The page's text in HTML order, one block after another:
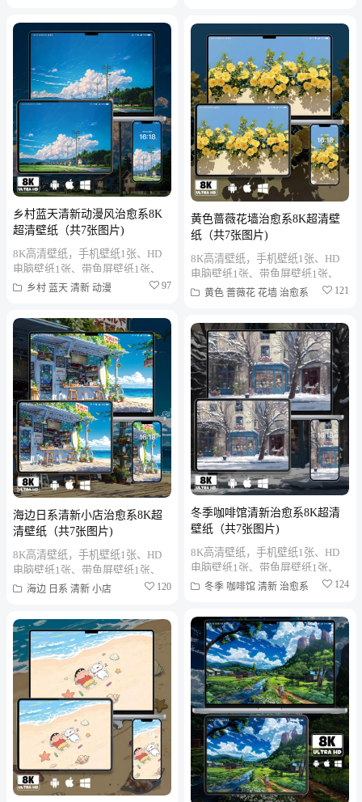
乡村蓝天清新动漫风治愈系8K
超清壁纸（共7张图片)
8K高清壁纸，手机壁纸1张、HD
电脑壁纸1张、带鱼屏壁纸1张、
折叠屏壁纸1张、MAC笔记本壁纸
乡村 蓝天 清新 动漫 97
黄色蔷薇花墙治愈系8K超清壁
纸（共7张图片)
8K高清壁纸，手机壁纸1张、HD
电脑壁纸1张、带鱼屏壁纸1张、
折叠屏壁纸1张、MAC笔记本壁纸
黄色 蔷薇花 花墙 治愈系 121
海边日系清新小店治愈系8K超
清壁纸（共7张图片)
8K高清壁纸，手机壁纸1张、HD
电脑壁纸1张、带鱼屏壁纸1张、
折叠屏壁纸1张、MAC笔记本壁纸
海边 日系 清新 小店 120
冬季咖啡馆清新治愈系8K超清
壁纸（共7张图片)
8K高清壁纸，手机壁纸1张、HD
电脑壁纸1张、带鱼屏壁纸1张、
折叠屏壁纸1张、MAC笔记本壁纸
冬季 咖啡馆 清新 治愈系 124